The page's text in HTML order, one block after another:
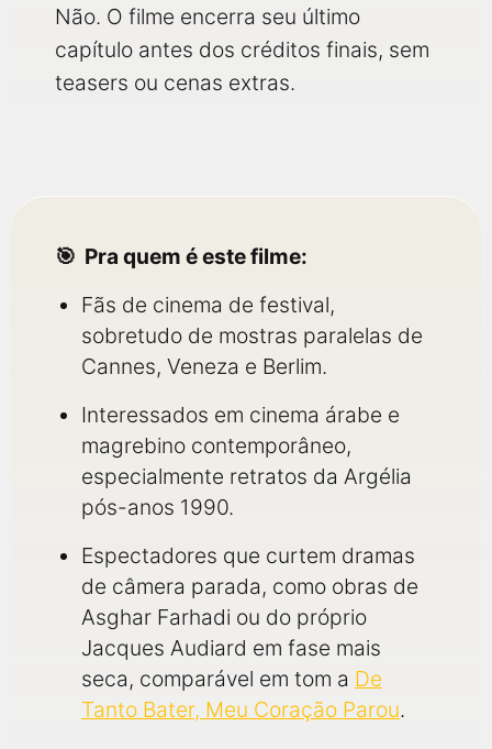
Não. O filme encerra seu último
capítulo antes dos créditos finais, sem
teasers ou cenas extras.
Pra quem é este filme:
Fãs de cinema de festival,
sobretudo de mostras paralelas de
Cannes, Veneza e Berlim.
Interessados em cinema árabe e
magrebino contemporâneo,
especialmente retratos da Argélia
pós-anos 1990.
Espectadores que curtem dramas
de câmera parada, como obras de
Asghar Farhadi ou do próprio
Jacques Audiard em fase mais
seca, comparável em tom a De
Tanto Bater, Meu Coração Parou.